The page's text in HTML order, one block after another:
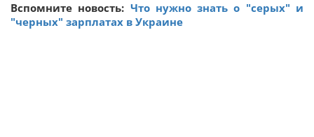
Вспомните новость: Что нужно знать о "серых" и
"черных" зарплатах в Украине